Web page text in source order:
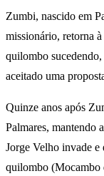
Zumbi, nascido em
missionário, retorna
quilombo
aceitado uma
Quinze anos após
Palmares, mantendo
Jorge Velho invade e
quilombo (Mocambo